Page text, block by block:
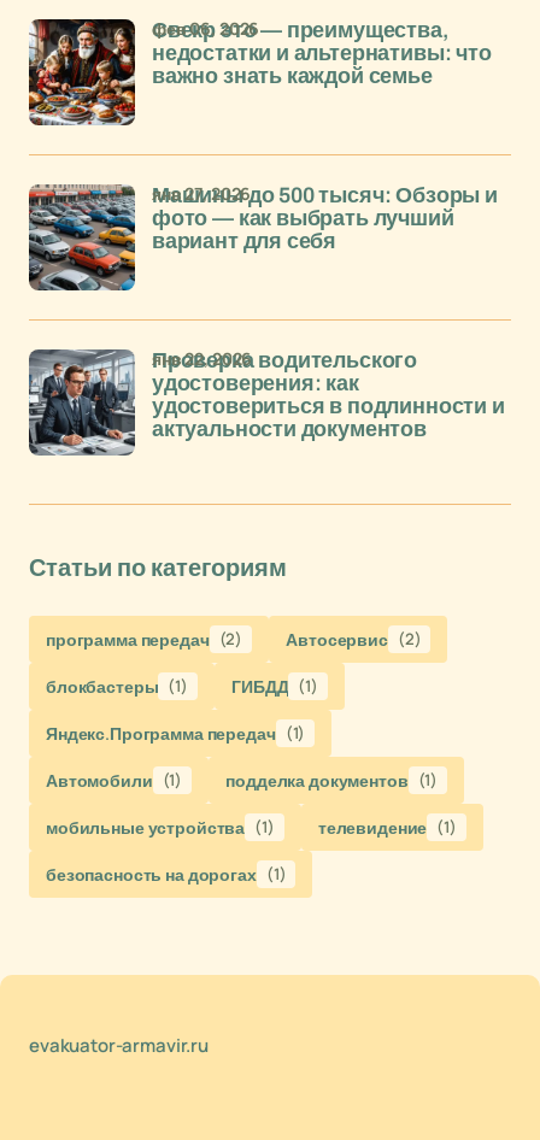
Свекр это — преимущества,
недостатки и альтернативы: что
важно знать каждой семье
фев 06, 2026
Машины до 500 тысяч: Обзоры и
фото — как выбрать лучший
вариант для себя
янв 27, 2026
Проверка водительского
удостоверения: как
удостовериться в подлинности и
актуальности документов
янв 22, 2026
Статьи по категориям
программа передач (2) Автосервис (2)
блокбастеры (1) ГИБДД (1)
Яндекс.Программа передач (1)
Автомобили (1) подделка документов (1)
мобильные устройства (1) телевидение (1)
безопасность на дорогах (1)
evakuator-armavir.ru